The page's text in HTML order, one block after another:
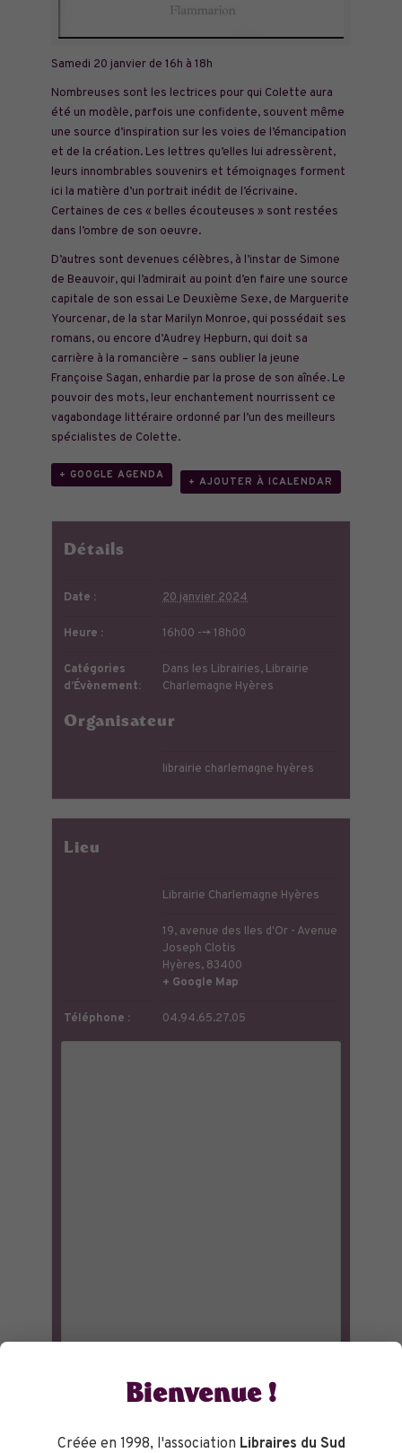
Samedi 20 janvier de 16h à 18h
Nombreuses sont les lectrices pour qui Colette aura
été un modèle, parfois une confidente, souvent même
une source d’inspiration sur les voies de l’émancipation
et de la création. Les lettres qu’elles lui adressèrent,
leurs innombrables souvenirs et témoignages forment
ici la matière d’un portrait inédit de l’écrivaine.
Certaines de ces « belles écouteuses » sont restées
dans l’ombre de son oeuvre.
D’autres sont devenues célèbres, à l’instar de Simone
de Beauvoir, qui l’admirait au point d’en faire une source
capitale de son essai Le Deuxième Sexe, de Marguerite
Yourcenar, de la star Marilyn Monroe, qui possédait ses
romans, ou encore d’Audrey Hepburn, qui doit sa
carrière à la romancière – sans oublier la jeune
Françoise Sagan, enhardie par la prose de son aînée. Le
pouvoir des mots, leur enchantement nourrissent ce
vagabondage littéraire ordonné par l’un des meilleurs
spécialistes de Colette.
+ GOOGLE AGENDA
+ AJOUTER À ICALENDAR
Détails
Date : 20 janvier 2024
Heure : 16h00 --> 18h00
Catégories
d’Évènement:
Dans les Librairies, Librairie
Charlemagne Hyères
Organisateur
librairie charlemagne hyères
Lieu
Librairie Charlemagne Hyères
19, avenue des Iles d'Or - Avenue
Joseph Clotis
Hyères, 83400
+ Google Map
Téléphone : 04.94.65.27.05
Bienvenue !
Créée en 1998, l'association Libraires du Sud